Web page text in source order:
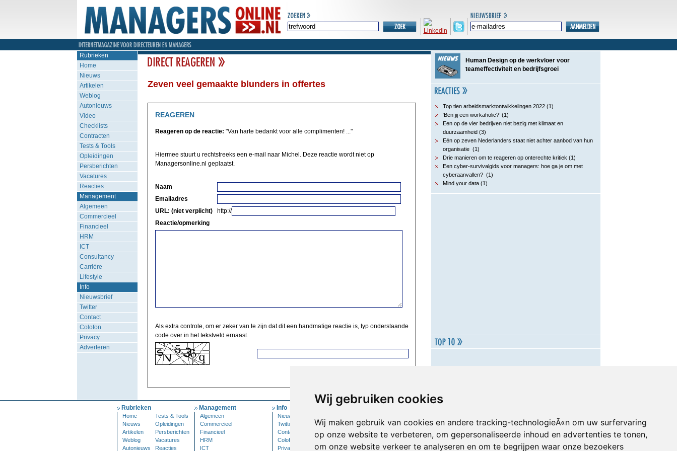
Wij gebruiken cookies
Wij maken gebruik van cookies en andere tracking-technologieÃ«n om uw surfervaring
op onze website te verbeteren, om gepersonaliseerde inhoud en advertenties te tonen,
om onze website verkeer te analyseren en om te begrijpen waar onze bezoekers
Rubrieken
Home
Nieuws
Artikelen
Weblog
Autonieuws
Video
Checklists
Contracten
Tests & Tools
Opleidingen
Persberichten
Vacatures
Reacties
Management
Algemeen
Commercieel
Financieel
HRM
ICT
Consultancy
Carrière
Lifestyle
Info
Nieuwsbrief
Twitter
Contact
Colofon
Privacy
Adverteren
Zeven veel gemaakte blunders in offertes
REAGEREN
Reageren op de reactie: "Van harte bedankt voor alle complimenten! ..."
Hiermee stuurt u rechtstreeks een e-mail naar Michel. Deze reactie wordt niet op
Managersonline.nl geplaatst.
Naam
Emailadres
URL: (niet verplicht)
http://
Reactie/opmerking
Als extra controle, om er zeker van te zijn dat dit een handmatige reactie is, typ onderstaande
code over in het tekstveld ernaast.
Human Design op de werkvloer voor
teameffectiviteit en bedrijfsgroei
Top tien arbeidsmarktontwikkelingen 2022 (1)
‘Ben jij een workaholic?’ (1)
Een op de vier bedrijven niet bezig met klimaat en
duurzaamheid (3)
Eén op zeven Nederlanders staat niet achter aanbod van hun
organisatie (1)
Drie manieren om te reageren op onterechte kritiek (1)
Een cyber-survivalgids voor managers: hoe ga je om met
cyberaanvallen? (1)
Mind your data (1)
Rubrieken
Home
Tests & Tools
Nieuws
Opleidingen
Artikelen
Persberichten
Weblog
Vacatures
Autonieuws
Reacties
Management
Algemeen
Commercieel
Financieel
HRM
ICT
Info
Nieuwsbrief
Twitter
Contact
Colofon
Privacy